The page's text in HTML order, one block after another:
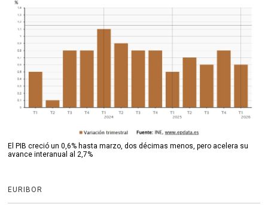
El PIB creció un 0,6% hasta marzo, dos décimas menos, pero acelera su
avance interanual al 2,7%
EURIBOR